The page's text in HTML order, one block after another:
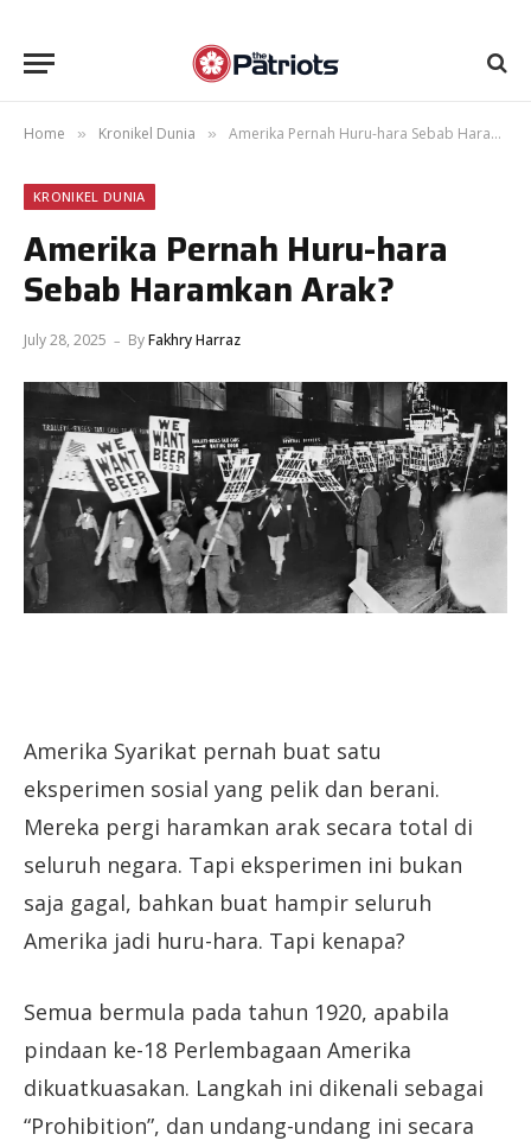
Home » Kronikel Dunia » Amerika Pernah Huru-hara Sebab Haramkan Arak?
KRONIKEL DUNIA
Amerika Pernah Huru-hara
Sebab Haramkan Arak?
July 28, 2025 ByFakhry Harraz
Amerika Syarikat pernah buat satu
eksperimen sosial yang pelik dan berani.
Mereka pergi haramkan arak secara total di
seluruh negara. Tapi eksperimen ini bukan
saja gagal, bahkan buat hampir seluruh
Amerika jadi huru-hara. Tapi kenapa?
Semua bermula pada tahun 1920, apabila
pindaan ke-18 Perlembagaan Amerika
dikuatkuasakan. Langkah ini dikenali sebagai
“Prohibition”, dan undang-undang ini secara